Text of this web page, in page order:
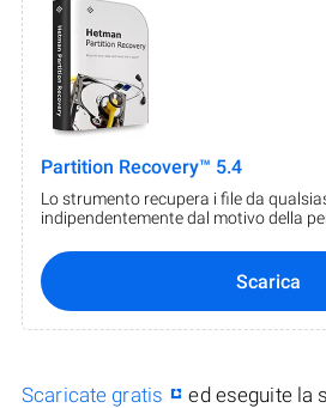
Partition Recovery™ 5.4
Lo strumento recupera i file da
indipendentemente dal motivo della
Scarica
Scaricate gratis
ed eseguite la